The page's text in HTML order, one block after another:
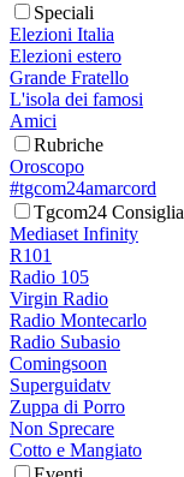
Speciali
Elezioni Italia
Elezioni estero
Grande Fratello
L'isola dei famosi
Amici
Rubriche
Oroscopo
#tgcom24amarcord
Tgcom24 Consiglia
Mediaset Infinity
R101
Radio 105
Virgin Radio
Radio Montecarlo
Radio Subasio
Comingsoon
Superguidatv
Zuppa di Porro
Non Sprecare
Cotto e Mangiato